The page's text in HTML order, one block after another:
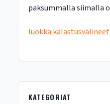
paksummalla siimalla
luokka:kalastusvälineet
KATEGORIAT